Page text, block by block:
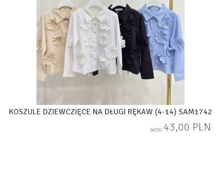
KOSZULE DZIEWCZIĘCE NA DŁUGI RĘKAW (4-14) SAM1742
netto 43,00 PLN